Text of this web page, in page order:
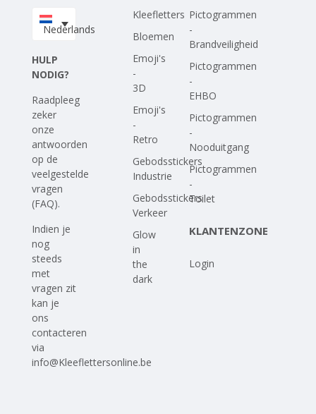
Upload je eigen ontwerp
Nederlands
HULP
NODIG?
Raadpleeg
zeker
onze
antwoorden
op de
veelgestelde
vragen
(FAQ).
Indien je
nog
steeds
met
vragen zit
kan je
ons
contacteren
via
info@Kleeflettersonline.be
Kleefletters
Bloemen
Emoji's
-
3D
Emoji's
-
Retro
Gebodsstickers
Industrie
Gebodsstickers
Verkeer
Glow
in
the
dark
Pictogrammen
-
Brandveiligheid
Pictogrammen
-
EHBO
Pictogrammen
-
Nooduitgang
Pictogrammen
-
Toilet
KLANTENZONE
Login